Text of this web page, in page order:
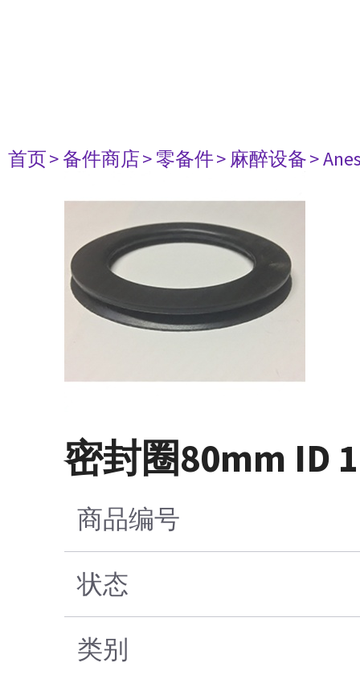
首页> 备件商店> 零备件> 麻醉设备>
密封圈80mm ID
商品编号
状态
类别